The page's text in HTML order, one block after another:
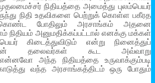
நிதியத்தை அமைத்து புலம்பெயர்
நிதி உதவிகளை பெற்றுக் கொள்ள பகீரத
போதிலும் அரசாங்கம் அதனை
நிதியம் அனுமதிக்கப்பட்டால் எனக்கு மக்கள்
கிடைத்துவிடும் என்று நினைத்துப்
தலைவர்கள் கூட அவ்வாறு
அந்த நிதியத்தை உருவாக்கும்படி
வந்த அரசாங்கத்திடம் ஒரு போதும்